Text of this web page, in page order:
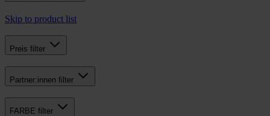
Skip to product list
Preis filter
Partner:innen filter
FARBE filter